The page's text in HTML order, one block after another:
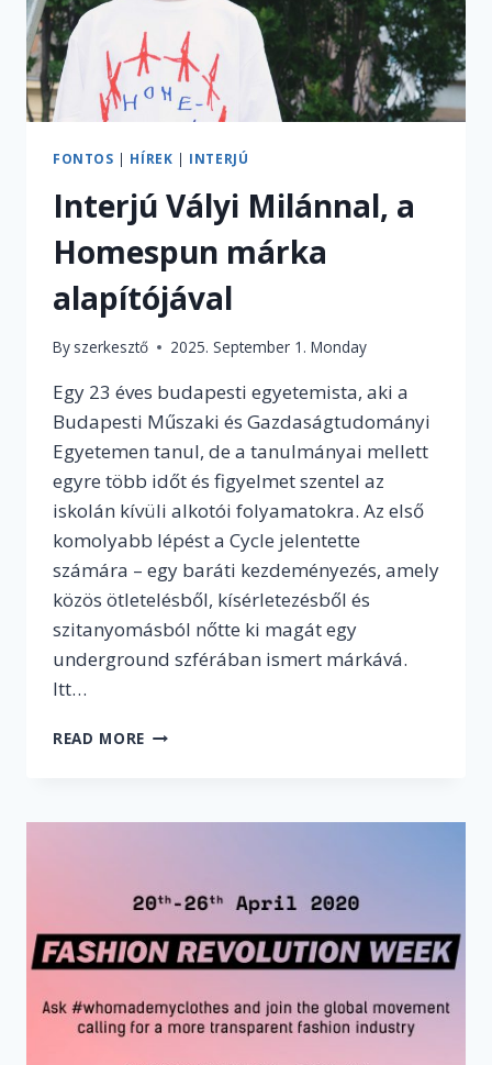
FONTOS | HÍREK | INTERJÚ
Interjú Vályi Milánnal, a
Homespun márka
alapítójával
By szerkesztő 2025. September 1. Monday
Egy 23 éves budapesti egyetemista, aki a
Budapesti Műszaki és Gazdaságtudományi
Egyetemen tanul, de a tanulmányai mellett
egyre több időt és figyelmet szentel az
iskolán kívüli alkotói folyamatokra. Az első
komolyabb lépést a Cycle jelentette
számára – egy baráti kezdeményezés, amely
közös ötletelésből, kísérletezésből és
szitanyomásból nőtte ki magát egy
underground szférában ismert márkává.
Itt…
READ MORE INTERJÚ
HOMESPUN